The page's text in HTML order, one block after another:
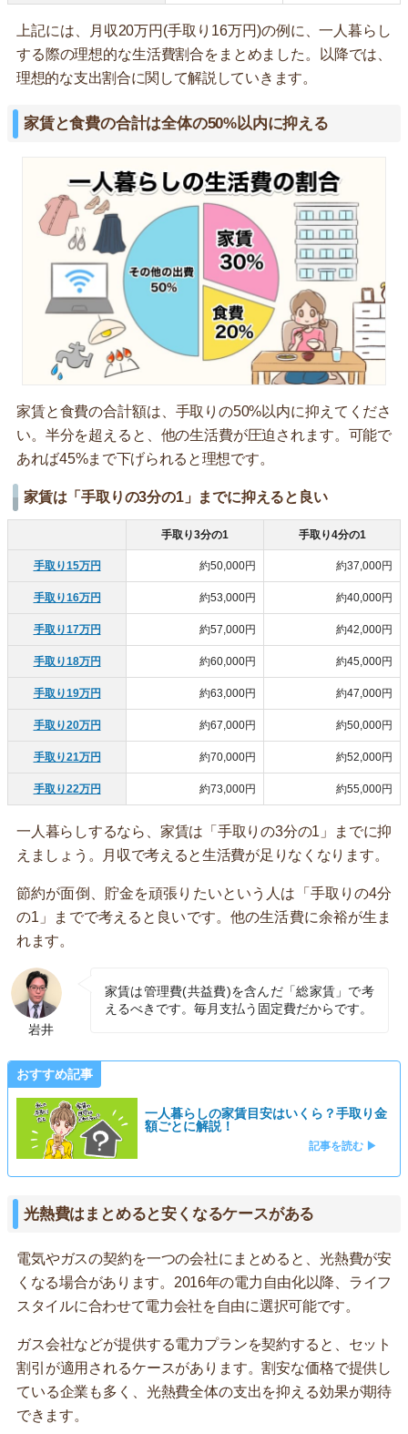
上記には、月収20万円(手取り16万円)の例に、一人暮らし
する際の理想的な生活費割合をまとめました。以降では、
理想的な支出割合に関して解説していきます。
家賃と食費の合計は全体の50%以内に抑える
家賃と食費の合計額は、手取りの50%以内に抑えてくださ
い。半分を超えると、他の生活費が圧迫されます。可能で
あれば45%まで下げられると理想です。
家賃は「手取りの3分の1」までに抑えると良い
手取り3分の1 手取り4分の1
手取り15万円 約50,000円 約37,000円
手取り16万円 約53,000円 約40,000円
手取り17万円 約57,000円 約42,000円
手取り18万円 約60,000円 約45,000円
手取り19万円 約63,000円 約47,000円
手取り20万円 約67,000円 約50,000円
手取り21万円 約70,000円 約52,000円
手取り22万円 約73,000円 約55,000円
一人暮らしするなら、家賃は「手取りの3分の1」までに抑
えましょう。月収で考えると生活費が足りなくなります。
節約が面倒、貯金を頑張りたいという人は「手取りの4分
の1」までで考えると良いです。他の生活費に余裕が生ま
れます。
岩井
家賃は管理費(共益費)を含んだ「総家賃」で考
えるべきです。毎月支払う固定費だからです。
おすすめ記事
一人暮らしの家賃目安はいくら？手取り金
額ごとに解説！
記事を読む ▶
光熱費はまとめると安くなるケースがある
電気やガスの契約を一つの会社にまとめると、光熱費が安
くなる場合があります。2016年の電力自由化以降、ライフ
スタイルに合わせて電力会社を自由に選択可能です。
ガス会社などが提供する電力プランを契約すると、セット
割引が適用されるケースがあります。割安な価格で提供し
ている企業も多く、光熱費全体の支出を抑える効果が期待
できます。